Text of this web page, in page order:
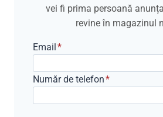
vei fi prima persoană
revine în magazinul
Email*
Număr de telefon*